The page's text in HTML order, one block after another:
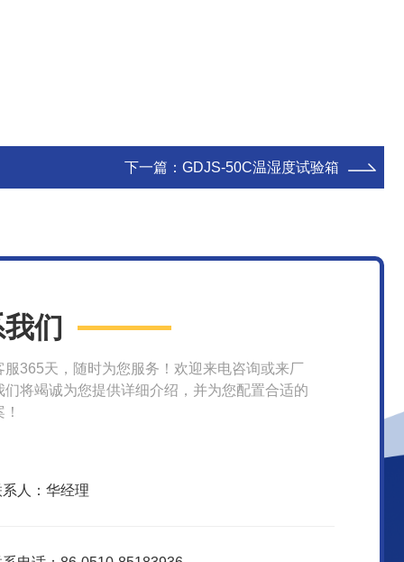
下一篇： GDJS-50C温湿度试验箱
们
服365天，随时为您服务！欢迎来电咨询或来厂
们将竭诚为您提供详细介绍，并为您配置合适的
人：华经理